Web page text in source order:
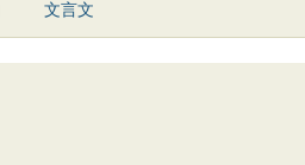
端午节 七夕节
杨万里 诸葛亮 范仲淹 陆龟蒙
文言文